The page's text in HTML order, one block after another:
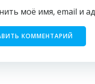
моё имя, email и